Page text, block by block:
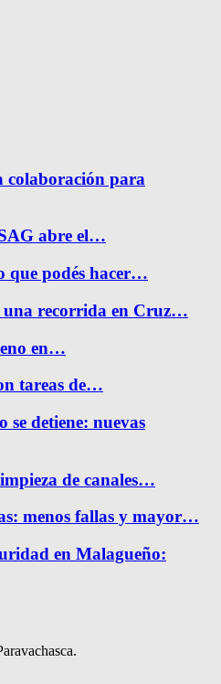
colaboración para
abre el…
que podés hacer…
una recorrida en Cruz…
en…
tareas de…
se detiene: nuevas
de canales…
menos fallas y mayor…
en Malagueño: